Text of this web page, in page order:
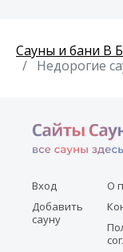
Сауны и бани В
Недорогие
Вход
Добавить
сауну
О